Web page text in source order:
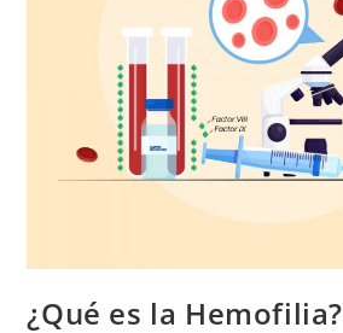
¿Qué es la Hemofilia?